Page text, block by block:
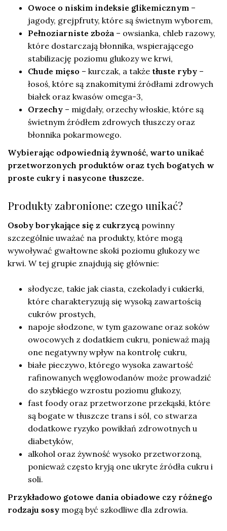
Owoce o niskim indeksie glikemicznym –
jagody, grejpfruty, które są świetnym wyborem,
Pełnoziarniste zboża – owsianka, chleb razowy,
które dostarczają błonnika, wspierającego
stabilizację poziomu glukozy we krwi,
Chude mięso – kurczak, a także tłuste ryby –
łosoś, które są znakomitymi źródłami zdrowych
białek oraz kwasów omega-3,
Orzechy – migdały, orzechy włoskie, które są
świetnym źródłem zdrowych tłuszczy oraz
błonnika pokarmowego.
Wybierając odpowiednią żywność, warto unikać
przetworzonych produktów oraz tych bogatych w
proste cukry i nasycone tłuszcze.
Produkty zabronione: czego unikać?
Osoby borykające się z cukrzycą powinny
szczególnie uważać na produkty, które mogą
wywoływać gwałtowne skoki poziomu glukozy we
krwi. W tej grupie znajdują się głównie:
słodycze, takie jak ciasta, czekolady i cukierki,
które charakteryzują się wysoką zawartością
cukrów prostych,
napoje słodzone, w tym gazowane oraz soków
owocowych z dodatkiem cukru, ponieważ mają
one negatywny wpływ na kontrolę cukru,
białe pieczywo, którego wysoka zawartość
rafinowanych węglowodanów może prowadzić
do szybkiego wzrostu poziomu glukozy,
fast foody oraz przetworzone przekąski, które
są bogate w tłuszcze trans i sól, co stwarza
dodatkowe ryzyko powikłań zdrowotnych u
diabetyków,
alkohol oraz żywność wysoko przetworzoną,
ponieważ często kryją one ukryte źródła cukru i
soli.
Przykładowo gotowe dania obiadowe czy różnego
rodzaju sosy mogą być szkodliwe dla zdrowia.